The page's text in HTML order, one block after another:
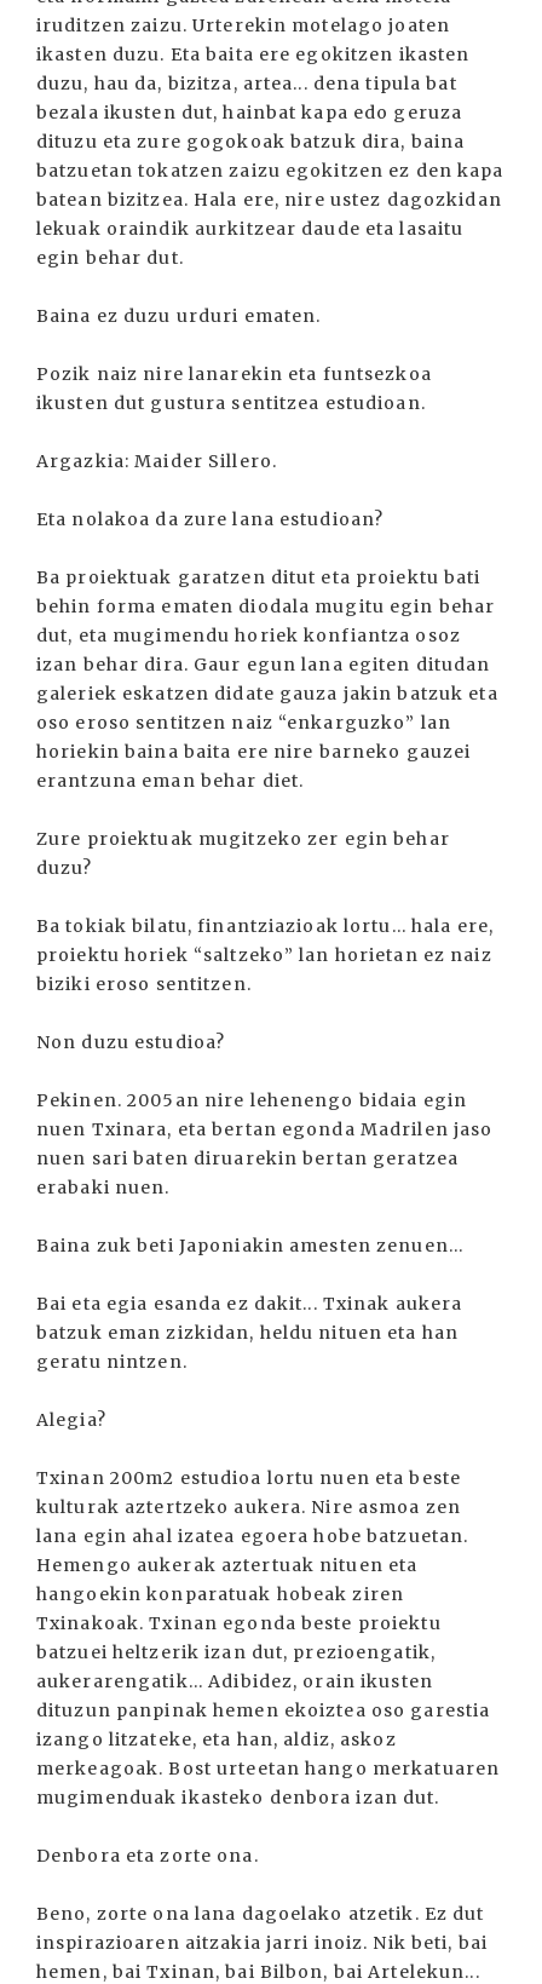
iruditzen zaizu. Urterekin motelago joaten
ikasten duzu. Eta baita ere egokitzen ikasten
duzu, hau da, bizitza, artea... dena tipula bat
bezala ikusten dut, hainbat kapa edo geruza
dituzu eta zure gogokoak batzuk dira, baina
batzuetan tokatzen zaizu egokitzen ez den kapa
batean bizitzea. Hala ere, nire ustez dagozkidan
lekuak oraindik aurkitzear daude eta lasaitu
egin behar dut.
Baina ez duzu urduri ematen.
Pozik naiz nire lanarekin eta funtsezkoa
ikusten dut gustura sentitzea estudioan.
Argazkia: Maider Sillero.
Eta nolakoa da zure lana estudioan?
Ba proiektuak garatzen ditut eta proiektu bati
behin forma ematen diodala mugitu egin behar
dut, eta mugimendu horiek konfiantza osoz
izan behar dira. Gaur egun lana egiten ditudan
galeriek eskatzen didate gauza jakin batzuk eta
oso eroso sentitzen naiz “enkarguzko” lan
horiekin baina baita ere nire barneko gauzei
erantzuna eman behar diet.
Zure proiektuak mugitzeko zer egin behar
duzu?
Ba tokiak bilatu, finantziazioak lortu... hala ere,
proiektu horiek “saltzeko” lan horietan ez naiz
biziki eroso sentitzen.
Non duzu estudioa?
Pekinen. 2005an nire lehenengo bidaia egin
nuen Txinara, eta bertan egonda Madrilen jaso
nuen sari baten diruarekin bertan geratzea
erabaki nuen.
Baina zuk beti Japoniakin amesten zenuen...
Bai eta egia esanda ez dakit... Txinak aukera
batzuk eman zizkidan, heldu nituen eta han
geratu nintzen.
Alegia?
Txinan 200m2 estudioa lortu nuen eta beste
kulturak aztertzeko aukera. Nire asmoa zen
lana egin ahal izatea egoera hobe batzuetan.
Hemengo aukerak aztertuak nituen eta
hangoekin konparatuak hobeak ziren
Txinakoak. Txinan egonda beste proiektu
batzuei heltzerik izan dut, prezioengatik,
aukerarengatik... Adibidez, orain ikusten
dituzun panpinak hemen ekoiztea oso garestia
izango litzateke, eta han, aldiz, askoz
merkeagoak. Bost urteetan hango merkatuaren
mugimenduak ikasteko denbora izan dut.
Denbora eta zorte ona.
Beno, zorte ona lana dagoelako atzetik. Ez dut
inspirazioaren aitzakia jarri inoiz. Nik beti, bai
hemen, bai Txinan, bai Bilbon, bai Artelekun...